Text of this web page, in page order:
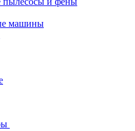
машины